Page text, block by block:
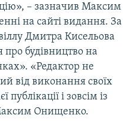
– зазначив Максим
на сайті видання. За
Дмитра Кисельова
про будівництво на
«Редактор не
від виконання своїх
публікації і зовсім із
Онищенко.